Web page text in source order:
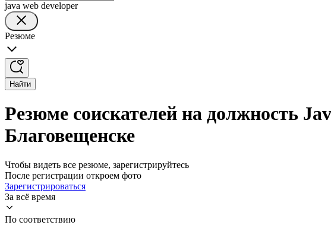
java web developer
Резюме
Найти
Резюме соискателей на должность
Благовещенске
Чтобы видеть все резюме, зарегистрируйтесь
После регистрации откроем фото
Зарегистрироваться
За всё время
По соответствию